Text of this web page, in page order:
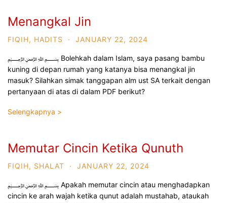
Menangkal Jin
FIQIH, HADITS · JANUARY 22, 2024
﷽ Bolehkah dalam Islam, saya pasang bambu
kuning di depan rumah yang katanya bisa menangkal jin
masuk? Silahkan simak tanggapan alm ust SA terkait dengan
pertanyaan di atas di dalam PDF berikut?
Selengkapnya >
Memutar Cincin Ketika Qunuth
FIQIH, SHALAT · JANUARY 22, 2024
﷽ Apakah memutar cincin atau menghadapkan
cincin ke arah wajah ketika qunut adalah mustahab, ataukah